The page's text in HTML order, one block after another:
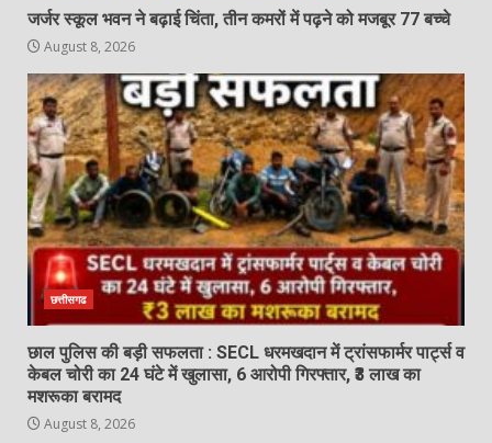
3 August 8, 2026
4
पेंशनर्स फेडरेशन संघ के राष्ट्रीय अध्यक्ष का
प्रथम जांजगीर आगमन…
August 8, 2026
5
बेटे ने की बाप की हत्या, आरोपी बेटा
गिरफ्तार, भेजा जेल
August 8, 2026
6
‘अन्नपूर्णा’ में खाद का तड़का, अधिकारियों की
बल्ले-बल्ले और किसान का ‘ऑनलाइन’ कटा
जर्जर स्कूल भवन ने बढ़ाई चिंता, तीन कमरों में पढ़ने को मजबूर 77 बच्चे
August 8, 2026
छत्तीसगढ
छाल पुलिस की बड़ी सफलता : SECL धरमखदान में ट्रांसफार्मर पार्ट्स व
केबल चोरी का 24 घंटे में खुलासा, 6 आरोपी गिरफ्तार, ₹3 लाख का
मशरूका बरामद
August 8, 2026